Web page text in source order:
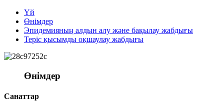
Үй
Өнімдер
Эпидемияның алдын алу және бақылау жабдығы
Теріс қысымды оқшаулау жабдығы
Өнімдер
Санаттар